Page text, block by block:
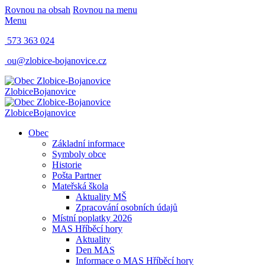
Rovnou na obsah Rovnou na menu
Menu
573 363 024
ou@zlobice-bojanovice.cz
ZlobiceBojanovice
ZlobiceBojanovice
Obec
Základní informace
Symboly obce
Historie
Pošta Partner
Mateřská škola
Aktuality MŠ
Zpracování osobních údajů
Místní poplatky 2026
MAS Hříběcí hory
Aktuality
Den MAS
Informace o MAS Hříběcí hory